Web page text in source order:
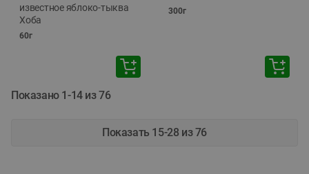
известное яблоко-тыква
Хоба
60г
300г
Показано 1-14 из 76
Показать 15-28 из 76